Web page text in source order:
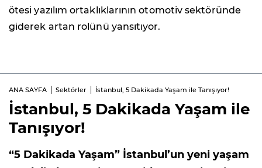
ötesi yazılım ortaklıklarının otomotiv sektöründe
giderek artan rolünü yansıtıyor.
ANA SAYFA Sektörler İstanbul, 5 Dakikada Yaşam ile Tanışıyor!
İstanbul, 5 Dakikada Yaşam ile
Tanışıyor!
“5 Dakikada Yaşam” İstanbul’un yeni yaşam